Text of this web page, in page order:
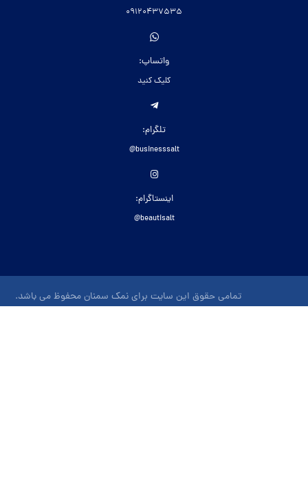
09120437535
واتساپ:
کلیک کنید
تلگرام:
businesssalt@
اینستاگرام:
beautisalt@
تمامی حقوق این سایت برای نمک سمنان محفوظ می باشد.